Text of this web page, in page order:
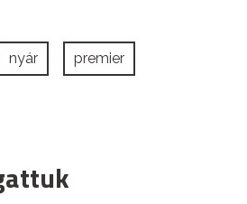
nyár premier